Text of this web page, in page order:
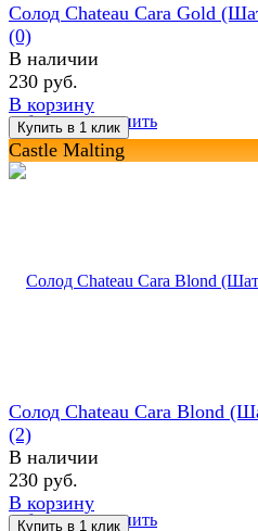
избранное сравнить
Солод Chateau Cara Gold
(0)
В наличии
230 руб.
В корзину
Castle Malting
избранное сравнить
Солод Chateau Cara Blond
(2)
В наличии
230 руб.
В корзину